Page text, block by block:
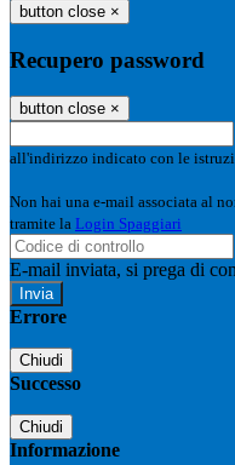
button close ×
Recupero password
button close ×
all'indirizzo indicato con le
Non hai una e-mail associata al
tramite la Login Spaggiari
E-mail inviata, si prega di
Errore
Chiudi
Successo
Chiudi
Informazione